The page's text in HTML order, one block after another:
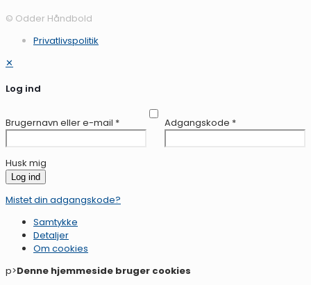
© Odder Håndbold
Privatlivspolitik
✕
Log ind
Brugernavn eller e-mail * Adgangskode *
Husk mig
Log ind
Mistet din adgangskode?
Samtykke
Detaljer
Om cookies
p>Denne hjemmeside bruger cookies